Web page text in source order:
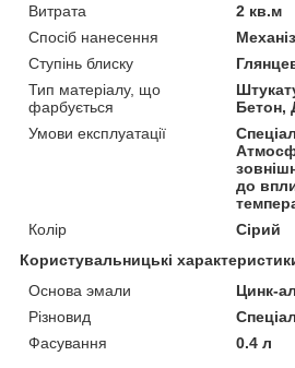
Витрата
2 кв.м
Спосіб нанесення
Ступінь блиску
Тип матеріалу, що
фарбується
Бетон,
Умови експлуатації
до
Колір
Сірий
Користувальницькі
Основа эмали
Цинк-
Різновид
Фасування
0.4 л